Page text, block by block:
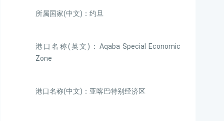
所属国家(中文)：约旦
港口名称(英文)：Aqaba Special Economic
Zone
港口名称(中文)：亚喀巴特别经济区